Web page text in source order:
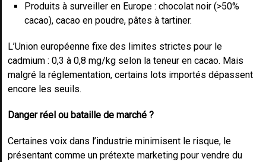
Produits à surveiller en Europe : chocolat noir (>50%
cacao), cacao en poudre, pâtes à tartiner.
L’Union européenne fixe des limites strictes pour le
cadmium : 0,3 à 0,8 mg/kg selon la teneur en cacao. Mais
malgré la réglementation, certains lots importés dépassent
encore les seuils.
Danger réel ou bataille de marché ?
Certaines voix dans l’industrie minimisent le risque, le
présentant comme un prétexte marketing pour vendre du